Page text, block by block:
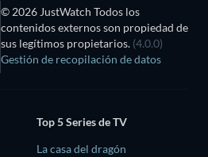
© 2026 JustWatch Todos los
contenidos externos son propiedad de
sus legítimos propietarios. (4.0.0)
Gestión de recopilación de datos
Top 5 Series de TV
La casa del dragón